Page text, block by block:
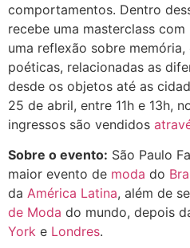
comportamentos. Dentro
recebe uma masterclass
uma reflexão sobre
poéticas, relacionadas as
desde os objetos até as
25 de abril, entre 11h e 13h,
ingressos são vendidos
Sobre o evento: São Paulo
maior evento de moda do
da América Latina, além de
de Moda do mundo, depois
York e Londres.